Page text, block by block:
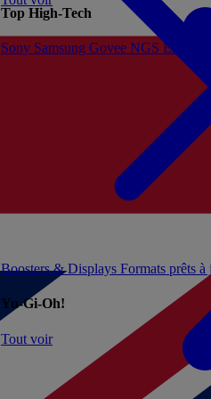
Boosters & Displays Formats prêts
Yu-Gi-Oh!
Tout voir
Top High-Tech
Sony Samsung Govee NGS Energy